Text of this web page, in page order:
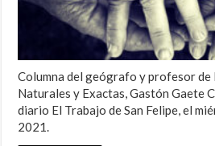
Columna del geógrafo y profesor de
Naturales y Exactas, Gastón Gaete
diario El Trabajo de San Felipe, el
2021.